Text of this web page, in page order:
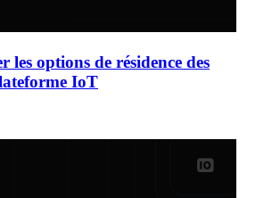
les options de résidence des
IoT